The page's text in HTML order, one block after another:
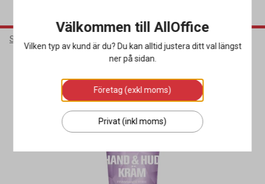
Städ & Hygien
Miljöval
Välkommen till AllOffice
Vilken typ av kund är du? Du kan alltid justera ditt val längst
ner på sidan.
Företag (exkl moms)
Privat (inkl moms)